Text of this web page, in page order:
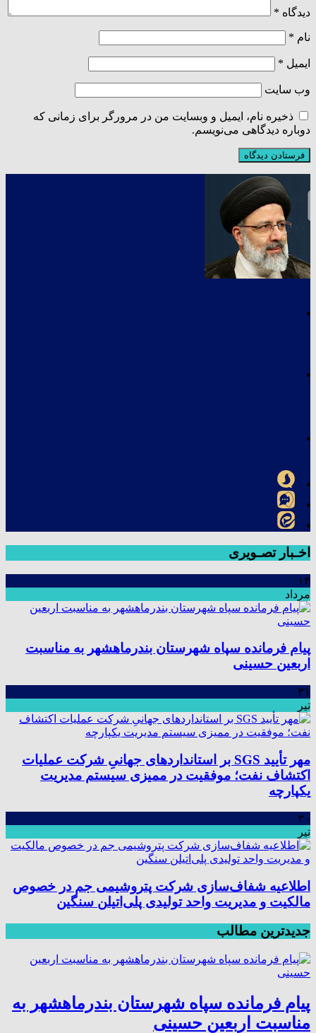
دیدگاه *
نام *
ایمیل *
وب‌ سایت
ذخیره نام، ایمیل و وبسایت من در مرورگر برای زمانی که
دوباره دیدگاهی می‌نویسم.
اخـبار تصـویری
۱۳
مرداد
پیام فرمانده سپاه شهرستان بندرماهشهر به مناسبت
اربعین حسینی
۳۱
تیر
مهر تأیید SGS بر استانداردهای جهانیِ شرکت عملیات
اکتشاف نفت؛ موفقیت در ممیزی سیستم مدیریت
یکپارچه
۳۰
تیر
اطلاعیه شفاف‌سازی شرکت پتروشیمی جم در خصوص
مالکیت و مدیریت واحد تولیدی پلی‌اتیلن سنگین
جدیدترین مطالب
پیام فرمانده سپاه شهرستان بندرماهشهر به
مناسبت اربعین حسینی